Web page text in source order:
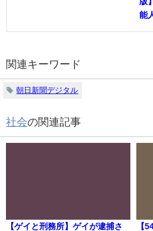
能
関連キーワード
朝日新聞デジタル
社会の関連記事
【ゲイと刑務所】ゲイが逮捕さ
【